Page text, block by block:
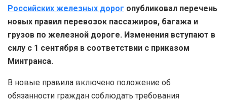
Российских железных дорог опубликовал перечень
новых правил перевозок пассажиров, багажа и
грузов по железной дороге. Изменения вступают в
силу с 1 сентября в соответствии с приказом
Минтранса.
В новые правила включено положение об
обязанности граждан соблюдать требования